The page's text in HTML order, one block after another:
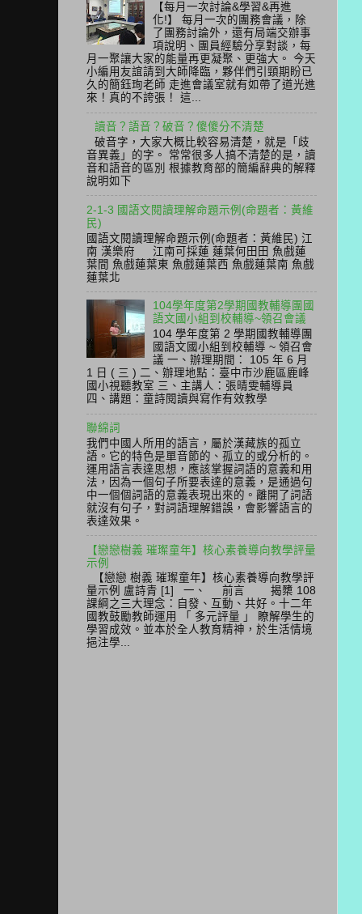
【每月一次討論&學習&再進
化!】 每月一次的團務會議，除
了團務討論外，還有局端交辦事
項說明、團員經驗分享對談，每
月一聚讓大家的能量再更凝聚、更強大。 今天
小編用友誼請到大師降臨，夥伴們引頸期盼已
久的簡鈺珣老師 走進會議室就有如帶了道光進
來！真的不誇張！ 這...
讀音？語音？破音？傻傻分不清楚
破音字，大家大概比較容易清楚，就是「歧
音異義」的字。 常常很多人搞不清楚的是，讀
音和語音的區別 根據教育部的簡編辭典的解釋
說明如下
2-1-3 國語文閱讀理解命題示例(命題者：黃維
民)
國語文閱讀理解命題示例(命題者：黃維民) 江
南 漢樂府 江南可採蓮 蓮葉何田田 魚戲蓮
葉間 魚戲蓮葉東 魚戲蓮葉西 魚戲蓮葉南 魚戲
蓮葉北
104學年度第2學期國教輔導團國
語文國小組到校輔導~領召會議
104 學年度第 2 學期國教輔導團
國語文國小組到校輔導 ~ 領召會
議 一、辦理期間： 105 年 6 月
1 日 ( 三 ) 二、辦理地點：臺中市沙鹿區鹿峰
國小視聽教室 三、主講人：張晴雯輔導員
四、講題：童詩閱讀與寫作有效教學
聯綿詞
我們中國人所用的語言，屬於漢藏族的孤立
語。它的特色是單音節的、孤立的或分析的。
運用語言表達思想，應該掌握詞語的意義和用
法，因為一個句子所要表達的意義，是通過句
中一個個詞語的意義表現出來的。離開了詞語
就沒有句子，對詞語理解錯誤，會影響語言的
表達效果。
【戀戀樹義 璀璨童年】核心素養導向教學評量
示例
【戀戀 樹義 璀璨童年】核心素養導向教學評
量示例 盧詩青 [1] 一、 前言 揭櫫 108
課綱之三大理念：自發、互動、共好。十二年
國教鼓勵教師運用 「 多元評量 」 瞭解學生的
學習成效。並本於全人教育精神，於生活情境
挹注學...